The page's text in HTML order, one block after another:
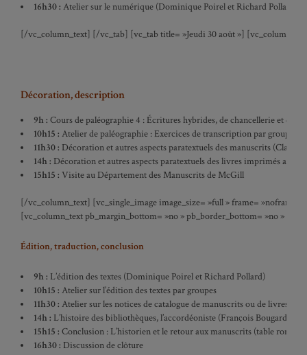
16h30 : Atelier sur le numérique (Dominique Poirel et Richard Pollard)
[/vc_column_text] [/vc_tab] [vc_tab title= »Jeudi 30 août »]
Décoration, description
9h : Cours de paléographie 4 : Écritures hybrides, de chancellerie et
10h15 : Atelier de paléographie : Exercices de transcription par groupes
11h30 : Décoration et autres aspects paratextuels des manuscrits (Claudia
14h : Décoration et autres aspects paratextuels des livres imprimés
15h15 : Visite au Département des Manuscrits de McGill
[/vc_column_text] [vc_single_image image_size= »full » frame= »noframe
[vc_column_text pb_margin_bottom= »no » pb_border_bottom= »no »
Édition, traduction, conclusion
9h : L’édition des textes (Dominique Poirel et Richard Pollard)
10h15 : Atelier sur l’édition des textes par groupes
11h30 : Atelier sur les notices de catalogue de manuscrits ou de livres
14h : L’histoire des bibliothèques, l’accordéoniste (François Bougard)
15h15 : Conclusion : L’historien et le retour aux manuscrits (table ronde)
16h30 : Discussion de clôture